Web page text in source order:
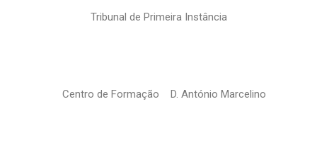
Tribunal de Primeira Instância
Centro de Formação D. António Marcelino